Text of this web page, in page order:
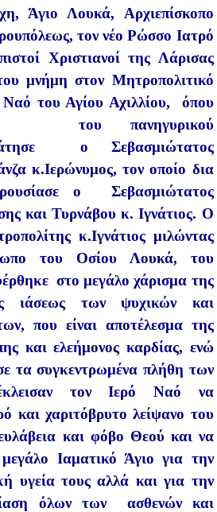
Άγιο Λουκά, Αρχιεπίσκοπο
τον νέο Ρώσσο Ιατρό
Χριστιανοί της Λάρισας
μνήμη στον Μητροπολιτικό
Ναό του Αγίου Αχιλλίου, όπου
του πανηγυρικού
ο Σεβασμιώτατος
κ.Ιερώνυμος, τον οποίο δια
ο Σεβασμιώτατος
και Τυρνάβου κ. Ιγνάτιος. Ο
κ.Ιγνάτιος μιλώντας
του Οσίου Λουκά, του
στο μεγάλο χάρισμα της
ιάσεως των ψυχικών και
που είναι αποτέλεσμα της
και ελεήμονος καρδίας, ενώ
τα συγκεντρωμένα πλήθη των
τον Ιερό Ναό να
και χαριτόβρυτο λείψανο του
και φόβο Θεού και να
Ιαματικό Άγιο για την
υγεία τους αλλά και για την
όλων των ασθενών και